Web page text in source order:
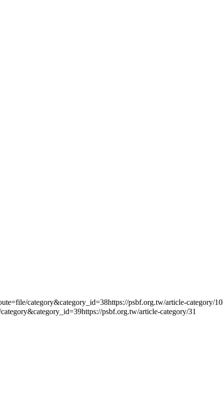
category&category_id=38https://psbf.org.tw/article-category/
psbf.org.tw/article-category/31